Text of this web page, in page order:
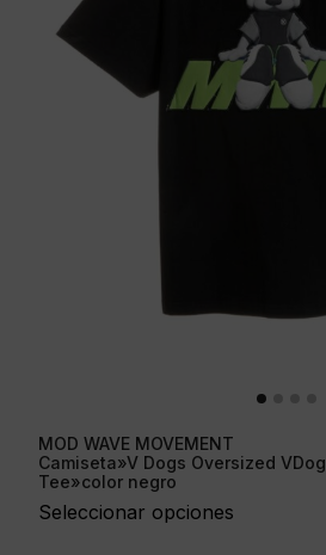
MOD WAVE MOVEMENT
Camiseta»V Dogs Oversized VDog
Tee»color negro
Seleccionar opciones